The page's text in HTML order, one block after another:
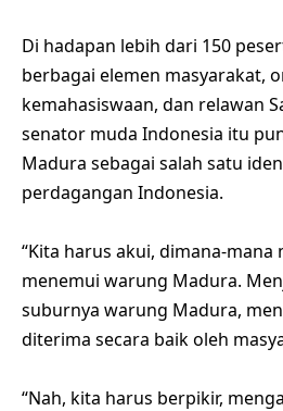
Di hadapan lebih dari 150
berbagai elemen masyarakat,
kemahasiswaan, dan relawan
senator muda Indonesia itu
Madura sebagai salah satu
perdagangan Indonesia.
“Kita harus akui, dimana-mana
menemui warung Madura.
suburnya warung Madura,
diterima secara baik oleh
“Nah, kita harus berpikir,